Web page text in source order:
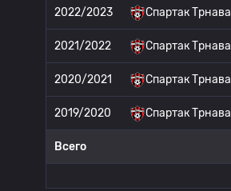
2022/2023 Спартак Трнава
2021/2022 Спартак Трнава
2020/2021 Спартак Трнава
2019/2020 Спартак Трнава
Всего